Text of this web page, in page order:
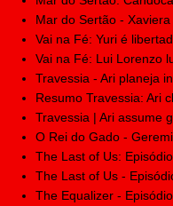
Mar do Sertão - Xaviera
Vai na Fé: Yuri é
Vai na Fé: Lui Lorenzo
Travessia - Ari planeja
Resumo Travessia: Ari
Travessia | Ari assume
O Rei do Gado -
The Last of Us:
The Last of Us -
The Equalizer -